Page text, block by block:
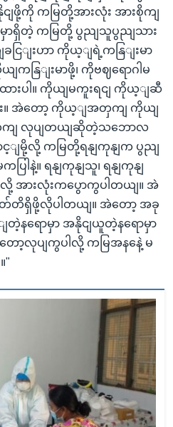
နိုငျဖို့ကို ကမြတို့အားလုံး အားစိုကျ
မှာရှိတဲ့ ကမြတို့ ပွညျသူပွညျသား
ငြျးဟာ ကိုယ့ျရဲ့ကနြျးမာ
ကနြျးမာဖို့၊ ကိုဗဈရောဂါမ
းပါ။ ကိုယျမကူးရငျ ကိုယ့ျဆီ
း။ အဲတော့ ကိုယ့ျအတှကျ ကိုယျ
ကျ လုပျတယျဆိုတဲ့သဘောလ
ာင့ျမို့လို့ ကမြတို့ရနျကုနျက ပွညျ
ြါနဲ့။ ရနျကုနျသူ၊ ရနျကုနျ
အားလုံးကပွောကွပါတယျ။ အဲ
တ်တိရှိဖို့လိုပါတယျ။ အဲတော့ အခု
တဲ့နရောမှာ အနိုငျယူတဲ့နရောမှာ
ာ့လုပျကွပါလို့ ကမြအနနေဲ့ မ
"